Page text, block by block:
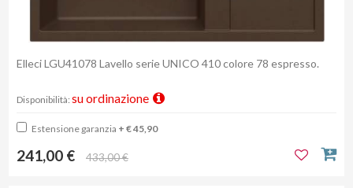
Elleci LGU41078 Lavello serie UNICO 410 colore 78 espresso.
Disponibilità: su ordinazione
Estensione garanzia + € 45,90
241,00 € 433,00 €